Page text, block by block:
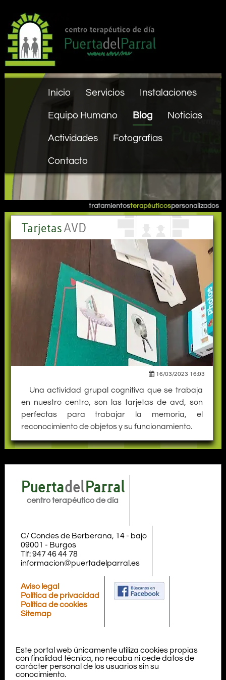
Inicio Servicios Instalaciones
Equipo Humano Blog Noticias
Actividades Fotografías
Contacto
tratamientosterapéuticospersonalizados
Tarjetas AVD
16/03/2023 16:03
Una actividad grupal cognitiva que se trabaja
en nuestro centro, son las tarjetas de avd, son
perfectas para trabajar la memoria, el
reconocimiento de objetos y su funcionamiento.
Puertadel Parral
centro terapéutico de día
C/ Condes de Berberana, 14 - bajo
09001 - Burgos
Tlf:947 46 44 78
informacion@puertadelparral.es
Aviso legal
Política de privacidad
Política de cookies
Sitemap
Este portal web únicamente utiliza cookies propias
con finalidad técnica, no recaba ni cede datos de
carácter personal de los usuarios sin su
conocimiento.